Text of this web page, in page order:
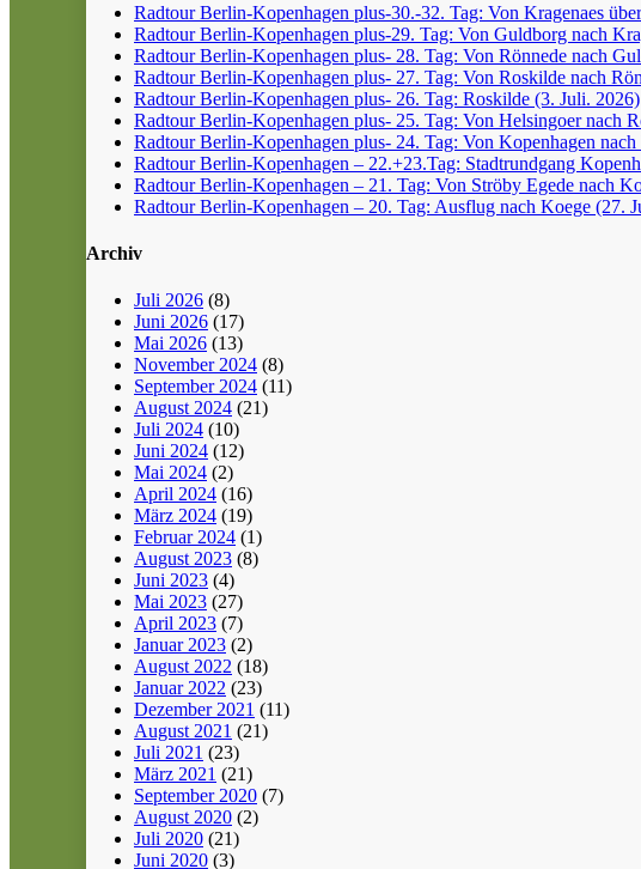
Radtour Berlin-Kopenhagen plus-30.-32. Tag: Von Kragenaes
Radtour Berlin-Kopenhagen plus-29. Tag: Von Guldborg nach
Radtour Berlin-Kopenhagen plus- 28. Tag: Von Rönnede nach
Radtour Berlin-Kopenhagen plus- 27. Tag: Von Roskilde nach
Radtour Berlin-Kopenhagen plus- 26. Tag: Roskilde (3. Juli. 2026)
Radtour Berlin-Kopenhagen plus- 25. Tag: Von Helsingoer nach
Radtour Berlin-Kopenhagen plus- 24. Tag: Von Kopenhagen
Radtour Berlin-Kopenhagen – 22.+23.Tag: Stadtrundgang
Radtour Berlin-Kopenhagen – 21. Tag: Von Ströby Egede nach
Radtour Berlin-Kopenhagen – 20. Tag: Ausflug nach Koege (27.
Archiv
Juli 2026 (8)
Juni 2026 (17)
Mai 2026 (13)
November 2024 (8)
September 2024 (11)
August 2024 (21)
Juli 2024 (10)
Juni 2024 (12)
Mai 2024 (2)
April 2024 (16)
März 2024 (19)
Februar 2024 (1)
August 2023 (8)
Juni 2023 (4)
Mai 2023 (27)
April 2023 (7)
Januar 2023 (2)
August 2022 (18)
Januar 2022 (23)
Dezember 2021 (11)
August 2021 (21)
Juli 2021 (23)
März 2021 (21)
September 2020 (7)
August 2020 (2)
Juli 2020 (21)
Juni 2020 (3)